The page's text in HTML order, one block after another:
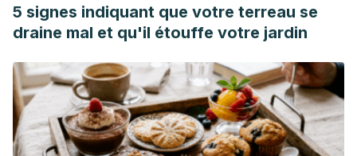
Avalos-Obregón, M. L., Avalos-Obregón, M. D., & del Pozo,
F. C. (2018). Homeschooling una alternativa en educación.
Polo del conocimiento, 3(10), 205-222.
5 signes indiquant que votre terreau se
draine mal et qu'il étouffe votre jardin